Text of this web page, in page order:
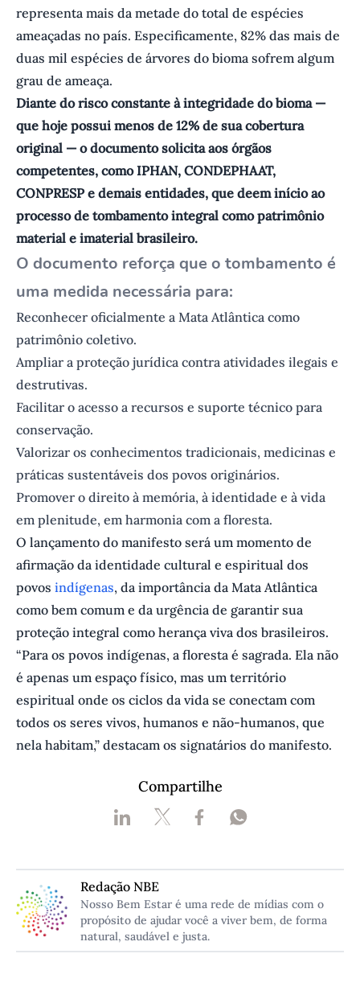
representa mais da metade do total de espécies
ameaçadas no país. Especificamente, 82% das mais de
duas mil espécies de árvores do bioma sofrem algum
grau de ameaça.
Diante do risco constante à integridade do bioma —
que hoje possui menos de 12% de sua cobertura
original — o documento solicita aos órgãos
competentes, como IPHAN, CONDEPHAAT,
CONPRESP e demais entidades, que deem início ao
processo de tombamento integral como patrimônio
material e imaterial brasileiro.
O documento reforça que o tombamento é
uma medida necessária para:
Reconhecer oficialmente a Mata Atlântica como
patrimônio coletivo.
Ampliar a proteção jurídica contra atividades ilegais e
destrutivas.
Facilitar o acesso a recursos e suporte técnico para
conservação.
Valorizar os conhecimentos tradicionais, medicinas e
práticas sustentáveis dos povos originários.
Promover o direito à memória, à identidade e à vida
em plenitude, em harmonia com a floresta.
O lançamento do manifesto será um momento de
afirmação da identidade cultural e espiritual dos
povos indígenas, da importância da Mata Atlântica
como bem comum e da urgência de garantir sua
proteção integral como herança viva dos brasileiros.
“Para os povos indígenas, a floresta é sagrada. Ela não
é apenas um espaço físico, mas um território
espiritual onde os ciclos da vida se conectam com
todos os seres vivos, humanos e não-humanos, que
nela habitam,” destacam os signatários do manifesto.
Compartilhe
Redação NBE
Nosso Bem Estar é uma rede de mídias com o
propósito de ajudar você a viver bem, de forma
natural, saudável e justa.